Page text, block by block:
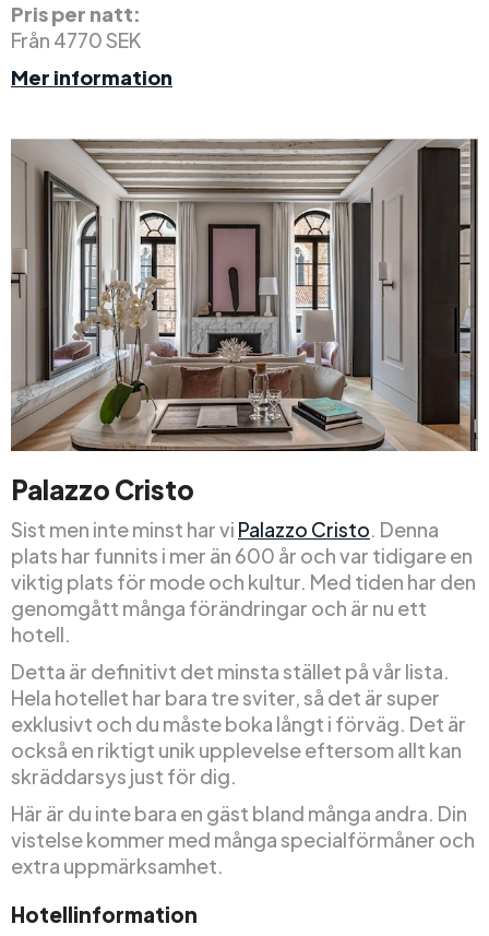
Pris per natt:
Från 4770 SEK
Mer information
Palazzo Cristo
Sist men inte minst har vi Palazzo Cristo . Denna
plats har funnits i mer än 600 år och var tidigare en
viktig plats för mode och kultur. Med tiden har den
genomgått många förändringar och är nu ett
hotell.
Detta är definitivt det minsta stället på vår lista.
Hela hotellet har bara tre sviter, så det är super
exklusivt och du måste boka långt i förväg. Det är
också en riktigt unik upplevelse eftersom allt kan
skräddarsys just för dig.
Här är du inte bara en gäst bland många andra. Din
vistelse kommer med många specialförmåner och
extra uppmärksamhet.
Hotellinformation